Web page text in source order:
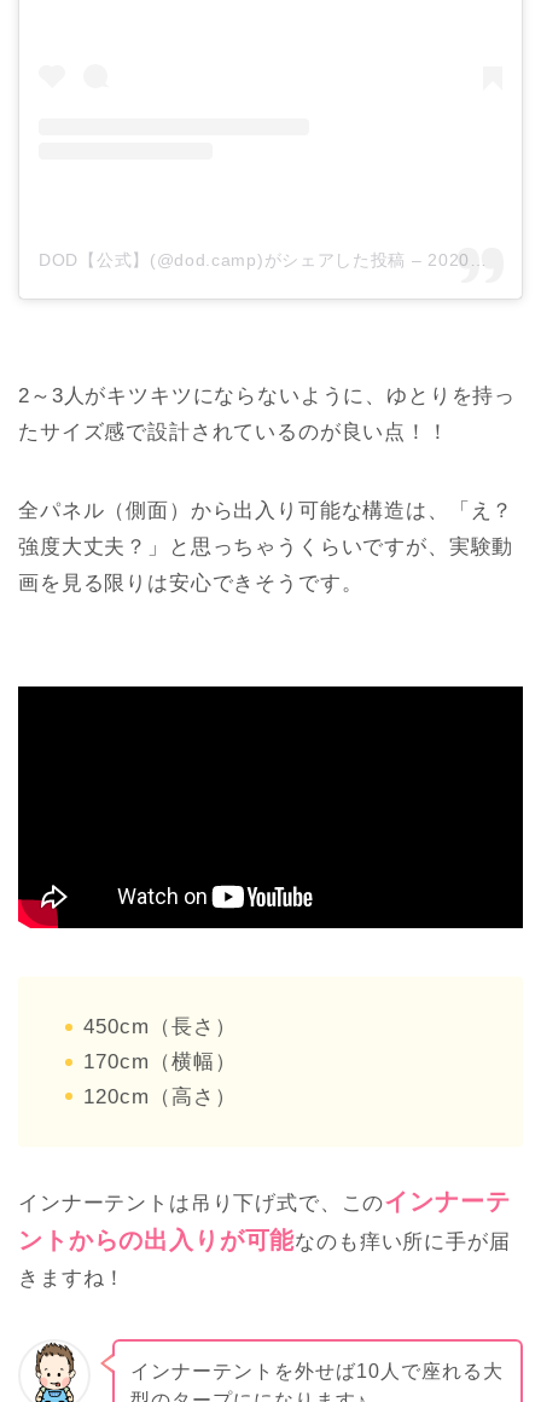
DOD【公式】(@dod.camp)がシェアした投稿 – 2020年 3月月26日午後8時59分PDT
2～3人がキツキツにならないように、ゆとりを持っ
たサイズ感で設計されているのが良い点！！
全パネル（側面）から出入り可能な構造は、「え？
強度大丈夫？」と思っちゃうくらいですが、実験動
画を見る限りは安心できそうです。
450cm（長さ）
170cm（横幅）
120cm（高さ）
インナーテントは吊り下げ式で、このインナーテ
ントからの出入りが可能なのも痒い所に手が届
きますね！
インナーテントを外せば10人で座れる大